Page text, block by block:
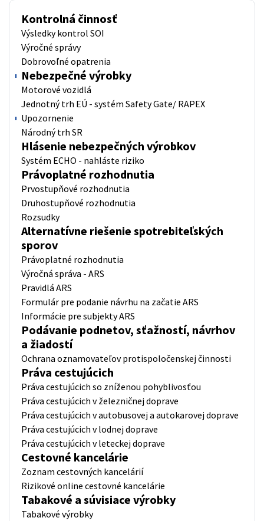
Kontrolná činnosť
Výsledky kontrol SOI
Výročné správy
Dobrovoľné opatrenia
Nebezpečné výrobky
Motorové vozidlá
Jednotný trh EÚ - systém Safety Gate/ RAPEX
Upozornenie
Národný trh SR
Hlásenie nebezpečných výrobkov
Systém ECHO - nahláste riziko
Právoplatné rozhodnutia
Prvostupňové rozhodnutia
Druhostupňové rozhodnutia
Rozsudky
Alternatívne riešenie spotrebiteľských
sporov
Právoplatné rozhodnutia
Výročná správa - ARS
Pravidlá ARS
Formulár pre podanie návrhu na začatie ARS
Informácie pre subjekty ARS
Podávanie podnetov, sťažností, návrhov
a žiadostí
Ochrana oznamovateľov protispoločenskej činnosti
Práva cestujúcich
Práva cestujúcich so zníženou pohyblivosťou
Práva cestujúcich v železničnej doprave
Práva cestujúcich v autobusovej a autokarovej doprave
Práva cestujúcich v lodnej doprave
Práva cestujúcich v leteckej doprave
Cestovné kancelárie
Zoznam cestovných kancelárií
Rizikové online cestovné kancelárie
Tabakové a súvisiace výrobky
Tabakové výrobky